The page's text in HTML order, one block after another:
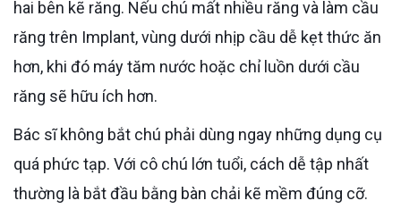
hai bên kẽ răng. Nếu chú mất nhiều răng và làm cầu
răng trên Implant, vùng dưới nhịp cầu dễ kẹt thức ăn
hơn, khi đó máy tăm nước hoặc chỉ luồn dưới cầu
răng sẽ hữu ích hơn.
Bác sĩ không bắt chú phải dùng ngay những dụng cụ
quá phức tạp. Với cô chú lớn tuổi, cách dễ tập nhất
thường là bắt đầu bằng bàn chải kẽ mềm đúng cỡ.